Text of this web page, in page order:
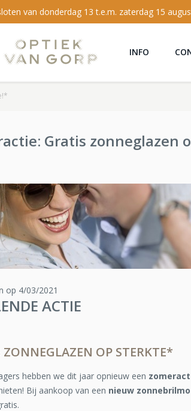
van donderdag 13 t.e.m. zaterdag 15
INFO
Gratis zonneglazen
op 4/03/2021
ACTIE
ZONNEGLAZEN OP STERKTE*
hebben we dit jaar opnieuw een
Bij aankoop van een nieuw